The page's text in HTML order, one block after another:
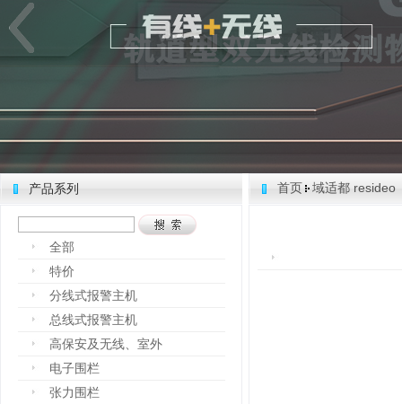
产品系列
全部
特价
分线式报警主机
总线式报警主机
高保安及无线、室外
电子围栏
张力围栏
首页 域适都 resideo